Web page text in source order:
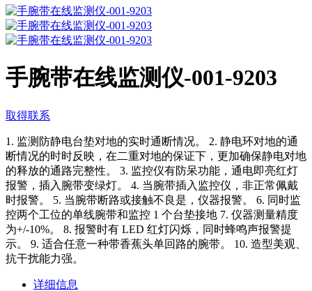
手腕带在线监测仪-001-9203
取得联系
1. 监测防静电台垫对地的实时通断情况。 2. 静电环对地的通
断情况的时时反映，在二重对地的保证下，更加确保静电对地
的释放的通路完整性。 3. 监控仪有防呆功能，通电即亮红灯
报警，插入腕带变绿灯。 4. 当腕带插入监控仪，非正常佩戴
时报警。 5. 当腕带断路或接触不良是，仪器报警。 6. 同时监
控两个工位的单线腕带和监控 1 个台垫接地 7. 仪器测量精度
为+/-10%。 8. 报警时有 LED 红灯闪烁，同时蜂鸣声报警提
示。 9. 适合任意一种带香蕉头单回路的腕带。 10. 造型美观、
抗干扰能力强。
详细信息